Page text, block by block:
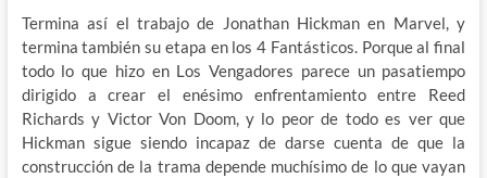
Termina así el trabajo de Jonathan Hickman en Marvel, y
termina también su etapa en los 4 Fantásticos. Porque al final
todo lo que hizo en Los Vengadores parece un pasatiempo
dirigido a crear el enésimo enfrentamiento entre Reed
Richards y Victor Von Doom, y lo peor de todo es ver que
Hickman sigue siendo incapaz de darse cuenta de que la
construcción de la trama depende muchísimo de lo que vayan